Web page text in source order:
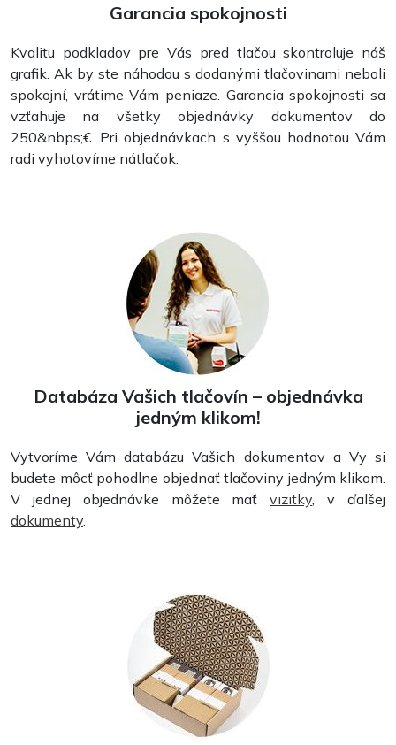
Garancia spokojnosti
Kvalitu podkladov pre Vás pred tlačou skontroluje náš
grafik. Ak by ste náhodou s dodanými tlačovinami neboli
spokojní, vrátime Vám peniaze. Garancia spokojnosti sa
vzťahuje na všetky objednávky dokumentov do
250&nbps;€. Pri objednávkach s vyššou hodnotou Vám
radi vyhotovíme nátlačok.
Databáza Vašich tlačovín – objednávka
jedným klikom!
Vytvoríme Vám databázu Vašich dokumentov a Vy si
budete môcť pohodlne objednať tlačoviny jedným klikom.
V jednej objednávke môžete maťvizitky , v ďalšej
dokumenty